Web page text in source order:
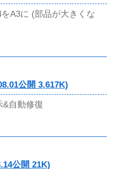
A3に (部品が大きくな
公開 3,617K)
自動修復
公開 21K)